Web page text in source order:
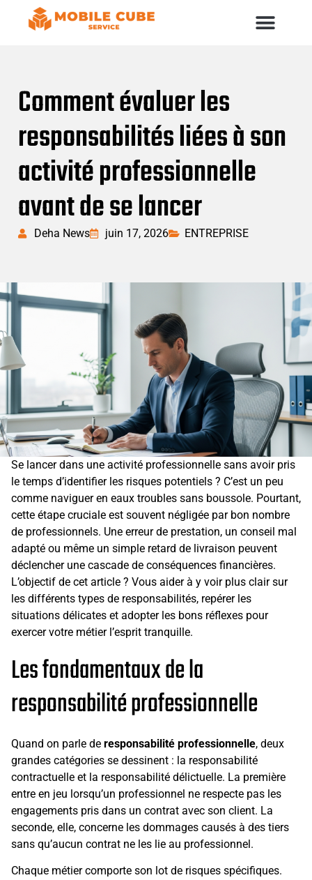
Comment évaluer les
responsabilités liées à son
activité professionnelle
avant de se lancer
Deha News juin 17, 2026 ENTREPRISE
Se lancer dans une activité professionnelle sans avoir pris
le temps d’identifier les risques potentiels ? C’est un peu
comme naviguer en eaux troubles sans boussole. Pourtant,
cette étape cruciale est souvent négligée par bon nombre
de professionnels. Une erreur de prestation, un conseil mal
adapté ou même un simple retard de livraison peuvent
déclencher une cascade de conséquences financières.
L’objectif de cet article ? Vous aider à y voir plus clair sur
les différents types de responsabilités, repérer les
situations délicates et adopter les bons réflexes pour
exercer votre métier l’esprit tranquille.
Les fondamentaux de la
responsabilité professionnelle
Quand on parle de responsabilité professionnelle, deux
grandes catégories se dessinent : la responsabilité
contractuelle et la responsabilité délictuelle. La première
entre en jeu lorsqu’un professionnel ne respecte pas les
engagements pris dans un contrat avec son client. La
seconde, elle, concerne les dommages causés à des tiers
sans qu’aucun contrat ne les lie au professionnel.
Chaque métier comporte son lot de risques spécifiques.